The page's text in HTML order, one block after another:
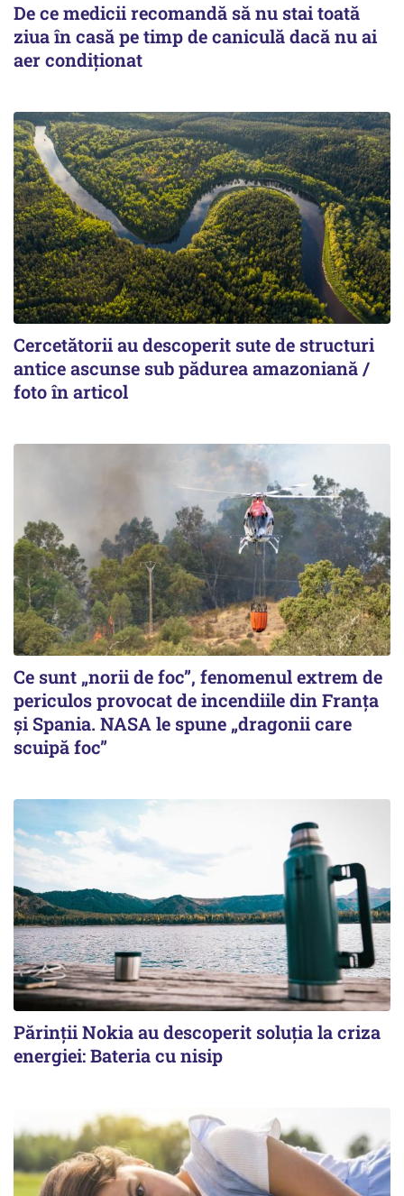
De ce medicii recomandă să nu stai toată
ziua în casă pe timp de caniculă dacă nu ai
aer condiționat
Cercetătorii au descoperit sute de structuri
antice ascunse sub pădurea amazoniană /
foto în articol
Ce sunt „norii de foc”, fenomenul extrem de
periculos provocat de incendiile din Franța
și Spania. NASA le spune „dragonii care
scuipă foc”
Părinții Nokia au descoperit soluția la criza
energiei: Bateria cu nisip